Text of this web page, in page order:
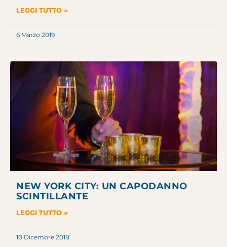
LEGGI TUTTO »
6 Marzo 2019
NEW YORK CITY: UN CAPODANNO
SCINTILLANTE
LEGGI TUTTO »
10 Dicembre 2018